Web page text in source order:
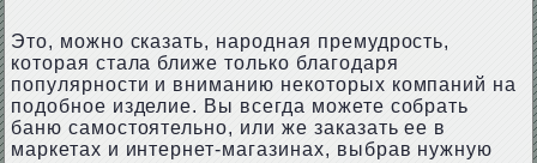
Это, можно сказать, народная премудрость,
которая стала ближе только благодаря
популярности и вниманию некоторых компаний на
подобное изделие. Вы всегда можете собрать
баню самостоятельно, или же заказать ее в
маркетах и интернет-магазинах, выбрав нужную